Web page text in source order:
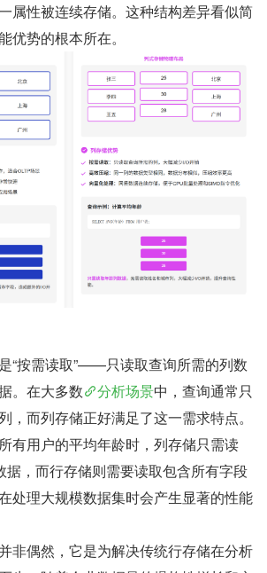
属性被连续存储。这种结构差异看似简
优势的根本所在。
“按需读取”——只读取查询所需的列数
。在大多数
分析场景中，查询通常只
，而列存储正好满足了这一需求特点。
有用户的平均年龄时，列存储只需读
据，而行存储则需要读取包含所有字段
处理大规模数据集时会产生显著的性能
非偶然，它是为解决传统行存储在分析